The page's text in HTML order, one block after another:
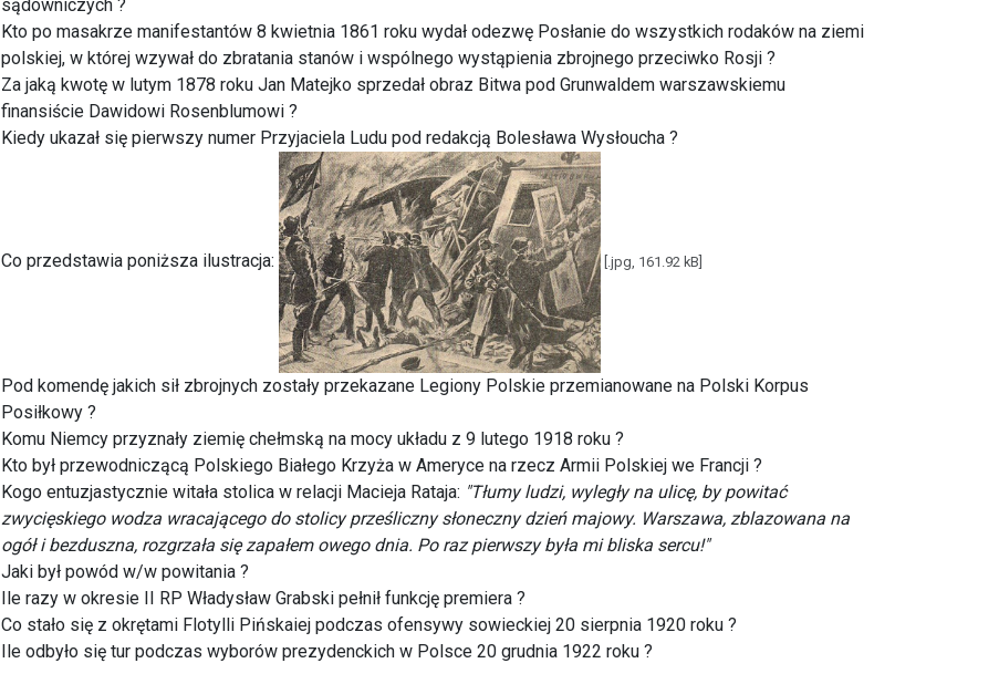
sądowniczych ?
Kto po masakrze manifestantów 8 kwietnia 1861 roku wydał odezwę Posłanie do wszystkich rodaków na ziemi
polskiej, w której wzywał do zbratania stanów i wspólnego wystąpienia zbrojnego przeciwko Rosji ?
Za jaką kwotę w lutym 1878 roku Jan Matejko sprzedał obraz Bitwa pod Grunwaldem warszawskiemu
finansiście Dawidowi Rosenblumowi ?
Kiedy ukazał się pierwszy numer Przyjaciela Ludu pod redakcją Bolesława Wysłoucha ?
Co przedstawia poniższa ilustracja: [.jpg, 161.92 kB]
Pod komendę jakich sił zbrojnych zostały przekazane Legiony Polskie przemianowane na Polski Korpus
Posiłkowy ?
Komu Niemcy przyznały ziemię chełmską na mocy układu z 9 lutego 1918 roku ?
Kto był przewodniczącą Polskiego Białego Krzyża w Ameryce na rzecz Armii Polskiej we Francji ?
Kogo entuzjastycznie witała stolica w relacji Macieja Rataja: "Tłumy ludzi, wyległy na ulicę, by powitać
zwycięskiego wodza wracającego do stolicy prześliczny słoneczny dzień majowy. Warszawa, zblazowana na
ogół i bezduszna, rozgrzała się zapałem owego dnia. Po raz pierwszy była mi bliska sercu!"
Jaki był powód w/w powitania ?
Ile razy w okresie II RP Władysław Grabski pełnił funkcję premiera ?
Co stało się z okrętami Flotylli Pińskaiej podczas ofensywy sowieckiej 20 sierpnia 1920 roku ?
Ile odbyło się tur podczas wyborów prezydenckich w Polsce 20 grudnia 1922 roku ?